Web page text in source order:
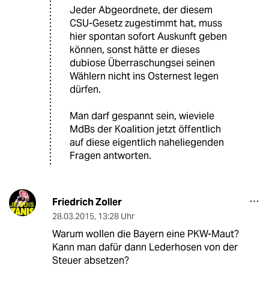
Jeder Abgeordnete, der diesem
CSU-Gesetz zugestimmt hat, muss
hier spontan sofort Auskunft geben
können, sonst hätte er dieses
dubiose Überraschungsei seinen
Wählern nicht ins Osternest legen
dürfen.
Man darf gespannt sein, wieviele
MdBs der Koalition jetzt öffentlich
auf diese eigentlich naheliegenden
Fragen antworten.
Friedrich Zoller
28.03.2015, 13:28 Uhr
Warum wollen die Bayern eine PKW-Maut?
Kann man dafür dann Lederhosen von der
Steuer absetzen?